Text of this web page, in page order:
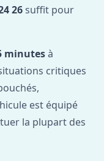
26 suffit pour
minutesà
critiques
est équipé
la plupart des